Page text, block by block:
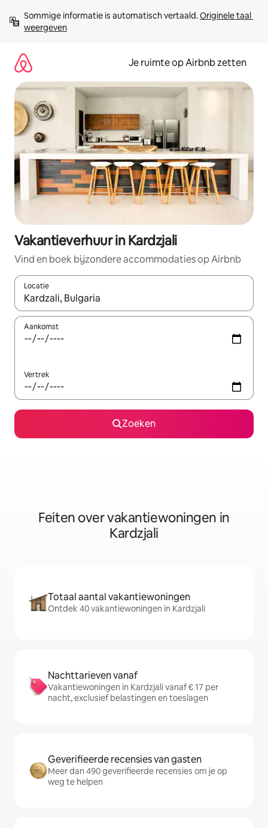
direct
naar
Sommige informatie is automatisch vertaald. Originele taal
weergeven
Je ruimte op Airbnb zetten
Vakantieverhuur in Kardzjali
Vind en boek bijzondere accommodaties op Airbnb
Locatie
Wanneer er suggesties beschikbaar zijn, maak je een keuze
Aankomst
Vertrek
Zoeken
Feiten over vakantiewoningen in
Kardzjali
Totaal aantal vakantiewoningen
Ontdek 40 vakantiewoningen in Kardzjali
Nachttarieven vanaf
Vakantiewoningen in Kardzjali vanaf € 17 per
nacht, exclusief belastingen en toeslagen
Geverifieerde recensies van gasten
Meer dan 490 geverifieerde recensies om je op
weg te helpen